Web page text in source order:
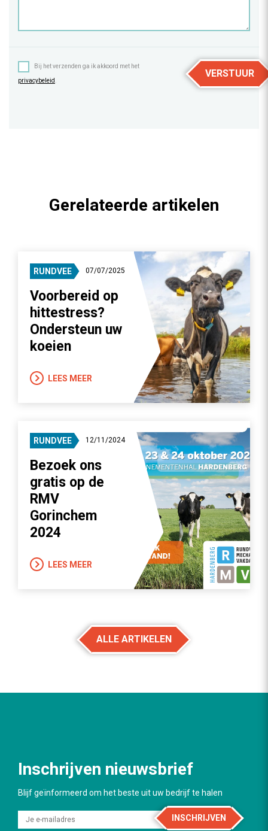
Bij het verzenden ga ik akkoord met het
privacybeleid
VERSTUUR
Gerelateerde artikelen
RUNDVEE 07/07/2025
Voorbereid op
hittestress?
Ondersteun uw
koeien
LEES MEER
RUNDVEE 12/11/2024
Bezoek ons
gratis op de
RMV
Gorinchem
2024
LEES MEER
ALLE ARTIKELEN
Inschrijven nieuwsbrief
Blijf geïnformeerd om het beste uit uw bedrijf te halen
INSCHRIJVEN